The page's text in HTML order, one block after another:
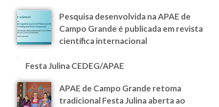
Pesquisa desenvolvida na APAE de
Campo Grande é publicada em revista
científica internacional
Festa Julina CEDEG/APAE
APAE de Campo Grande retoma
tradicional Festa Julina aberta ao